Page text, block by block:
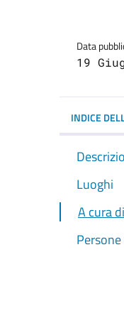
Data
19
INDICE
Luoghi
A cura di
Persone